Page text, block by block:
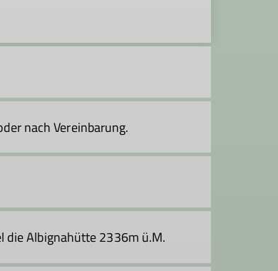
nach Vereinbarung.
die Albignahütte 2336m ü.M.